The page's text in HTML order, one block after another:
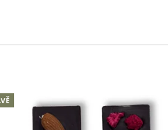
VIŠNĚ V 64 %